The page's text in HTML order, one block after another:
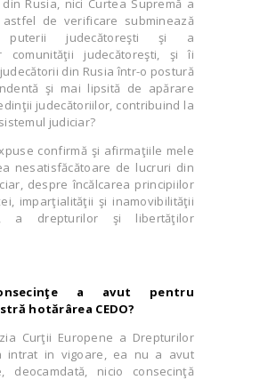
din Rusia, nici Curtea Supremă a
de verificare subminează
puterii judecătoreşti şi a
comunităţii judecătoreşti, şi îi
din Rusia într-o postură
şi mai lipsită de apărare
judecătoriilor, contribuind la
judiciar?
confirmă şi afirmaţiile mele
nesatisfăcătoare de lucruri din
despre încălcarea principiilor
imparţialităţii şi inamovibilităţii
a drepturilor şi libertăţilor
a avut pentru
hotărârea CEDO?
Curţii Europene a Drepturilor
intrat in vigoare, ea nu a avut
deocamdată, nicio consecinţă